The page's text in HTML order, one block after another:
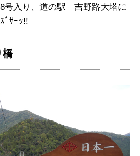
号入り、道の駅 吉野路大塔に
ﾞｻｰｯ!!
橋